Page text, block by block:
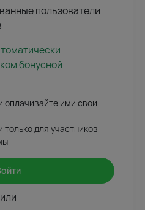
пользователи
бонусной
оплачивайте ими свои
для участников
или